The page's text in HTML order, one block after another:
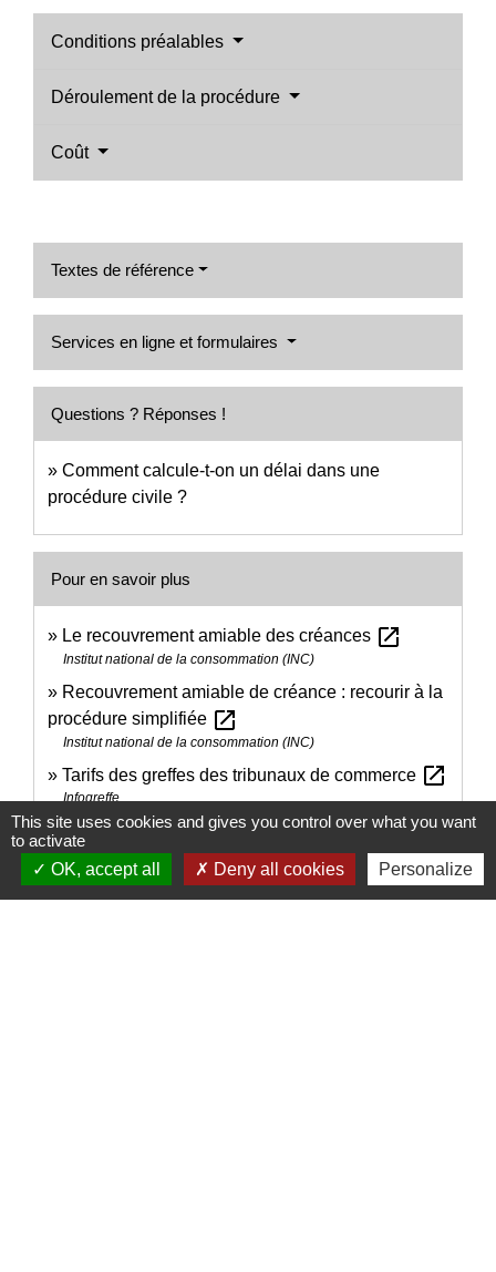
Conditions préalables
Déroulement de la procédure
Coût
Textes de référence
Services en ligne et formulaires
Questions ? Réponses !
Comment calcule-t-on un délai dans une
procédure civile ?
Pour en savoir plus
Le recouvrement amiable des créances open_in_new
Institut national de la consommation (INC)
Recouvrement amiable de créance : recourir à la
procédure simplifiée open_in_new
Institut national de la consommation (INC)
Tarifs des greffes des tribunaux de commerce open_in_new
Infogreffe
Signaler une erreur sur cette page
This site uses cookies and gives you control over what you want
to activate
OK, accept all
Deny all cookies Personalize